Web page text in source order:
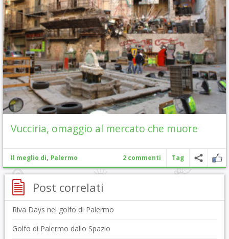
Vucciria, omaggio al mercato che muore
Il meglio di, Palermo 2 commenti Tag
Post correlati
Riva Days nel golfo di Palermo
Golfo di Palermo dallo Spazio